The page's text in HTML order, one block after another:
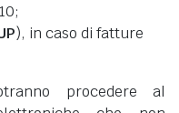
), in caso di fatture
procedere al